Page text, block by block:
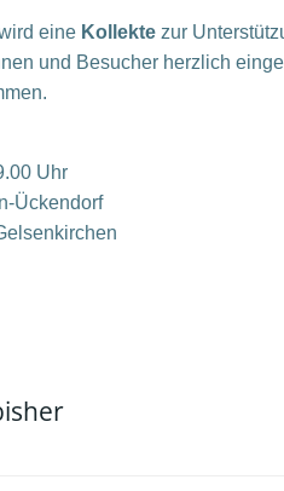
eine Kollekte zur
und Besucher herzlich
Uhr
Ückendorf